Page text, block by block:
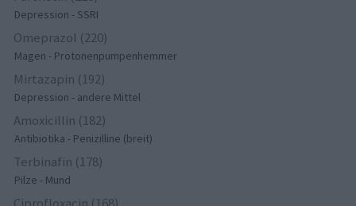
Depression - SSRI
Omeprazol (220)
Magen - Protonenpumpenhemmer
Mirtazapin (192)
Depression - andere Mittel
Amoxicillin (182)
Antibiotika - Penizilline (breit)
Terbinafin (178)
Pilze - Mund